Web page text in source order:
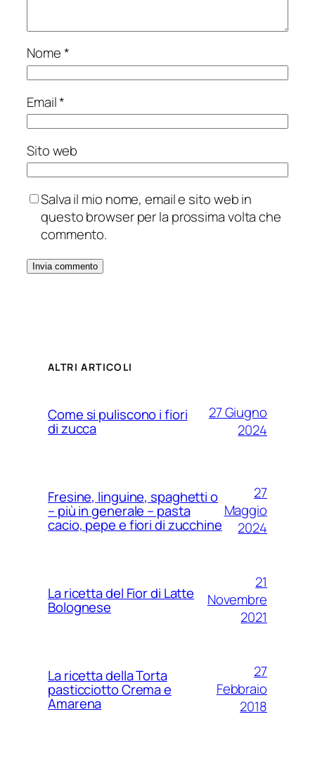
Nome*
Email*
Sito web
Salva il mio nome, email e sito web in
questo browser per la prossima volta che
commento.
ALTRI ARTICOLI
Come si puliscono i fiori
di zucca
27 Giugno
2024
Fresine, linguine, spaghetti o
– più in generale – pasta
cacio, pepe e fiori di zucchine
27
Maggio
2024
La ricetta del Fior di Latte
Bolognese
21
Novembre
2021
La ricetta della Torta
pasticciotto Crema e
Amarena
27
Febbraio
2018